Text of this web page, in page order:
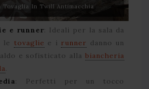
Tovaglia In Twill Antimacchia
e runner: Ideali per la sala da
le tovaglie e i runner danno un
e sofisticato alla biancheria
.
: Perfetti per un tocco